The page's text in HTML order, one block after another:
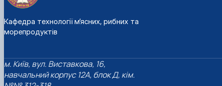
Кафедра технології м’ясних, рибних та
морепродуктів
м. Київ, вул. Виставкова, 16,
навчальний корпус 12А, блок Д, кім.